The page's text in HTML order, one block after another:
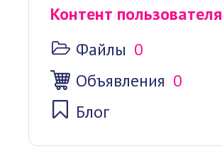
Контент пользователя
Файлы 0
Объявления 0
Блог